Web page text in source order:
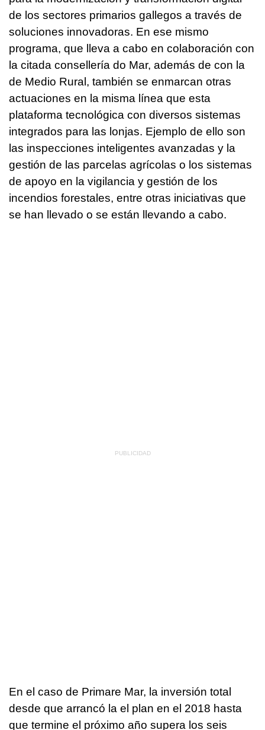
de los sectores primarios gallegos a través de
soluciones innovadoras. En ese mismo
programa, que lleva a cabo en colaboración con
la citada consellería do Mar, además de con la
de Medio Rural, también se enmarcan otras
actuaciones en la misma línea que esta
plataforma tecnológica con diversos sistemas
integrados para las lonjas. Ejemplo de ello son
las inspecciones inteligentes avanzadas y la
gestión de las parcelas agrícolas o los sistemas
de apoyo en la vigilancia y gestión de los
incendios forestales, entre otras iniciativas que
se han llevado o se están llevando a cabo.
En el caso de Primare Mar, la inversión total
desde que arrancó la el plan en el 2018 hasta
que termine el próximo año supera los seis